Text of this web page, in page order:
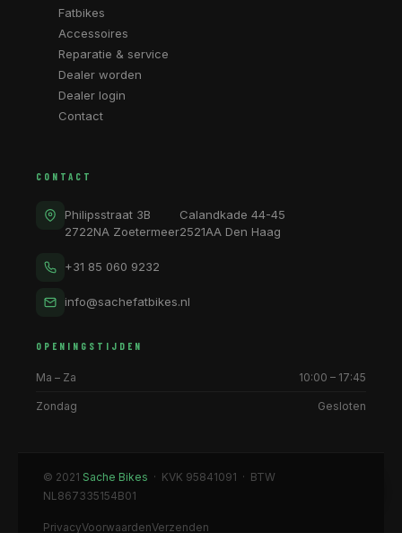
Fatbikes
Accessoires
Reparatie & service
Dealer worden
Dealer login
Contact
CONTACT
Philipsstraat 3B
2722NA Zoetermeer
Calandkade 44-45
2521AA Den Haag
+31 85 060 9232
info@sachefatbikes.nl
OPENINGSTIJDEN
Ma – Za 10:00 – 17:45
Zondag Gesloten
© 2021 Sache Bikes · KVK 95841091 · BTW
NL867335154B01
PrivacyVoorwaardenVerzenden